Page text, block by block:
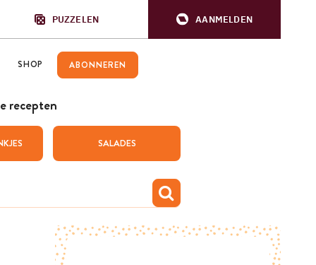
PUZZELEN AANMELDEN
SHOP ABONNEREN
recepten
SALADES